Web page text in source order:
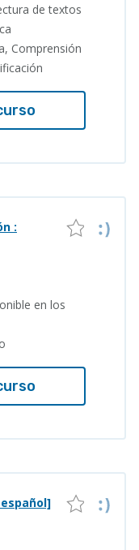
de textos
Comprensión
:
en los